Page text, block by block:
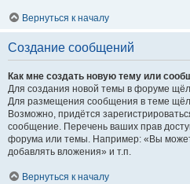
Вернуться к началу
Создание сообщений
Как мне создать новую тему или
Для создания новой темы в форуме
Для размещения сообщения в теме
Возможно, придётся
сообщение. Перечень ваших прав
форума или темы. Например: «Вы
добавлять вложения» и т.п.
Вернуться к началу